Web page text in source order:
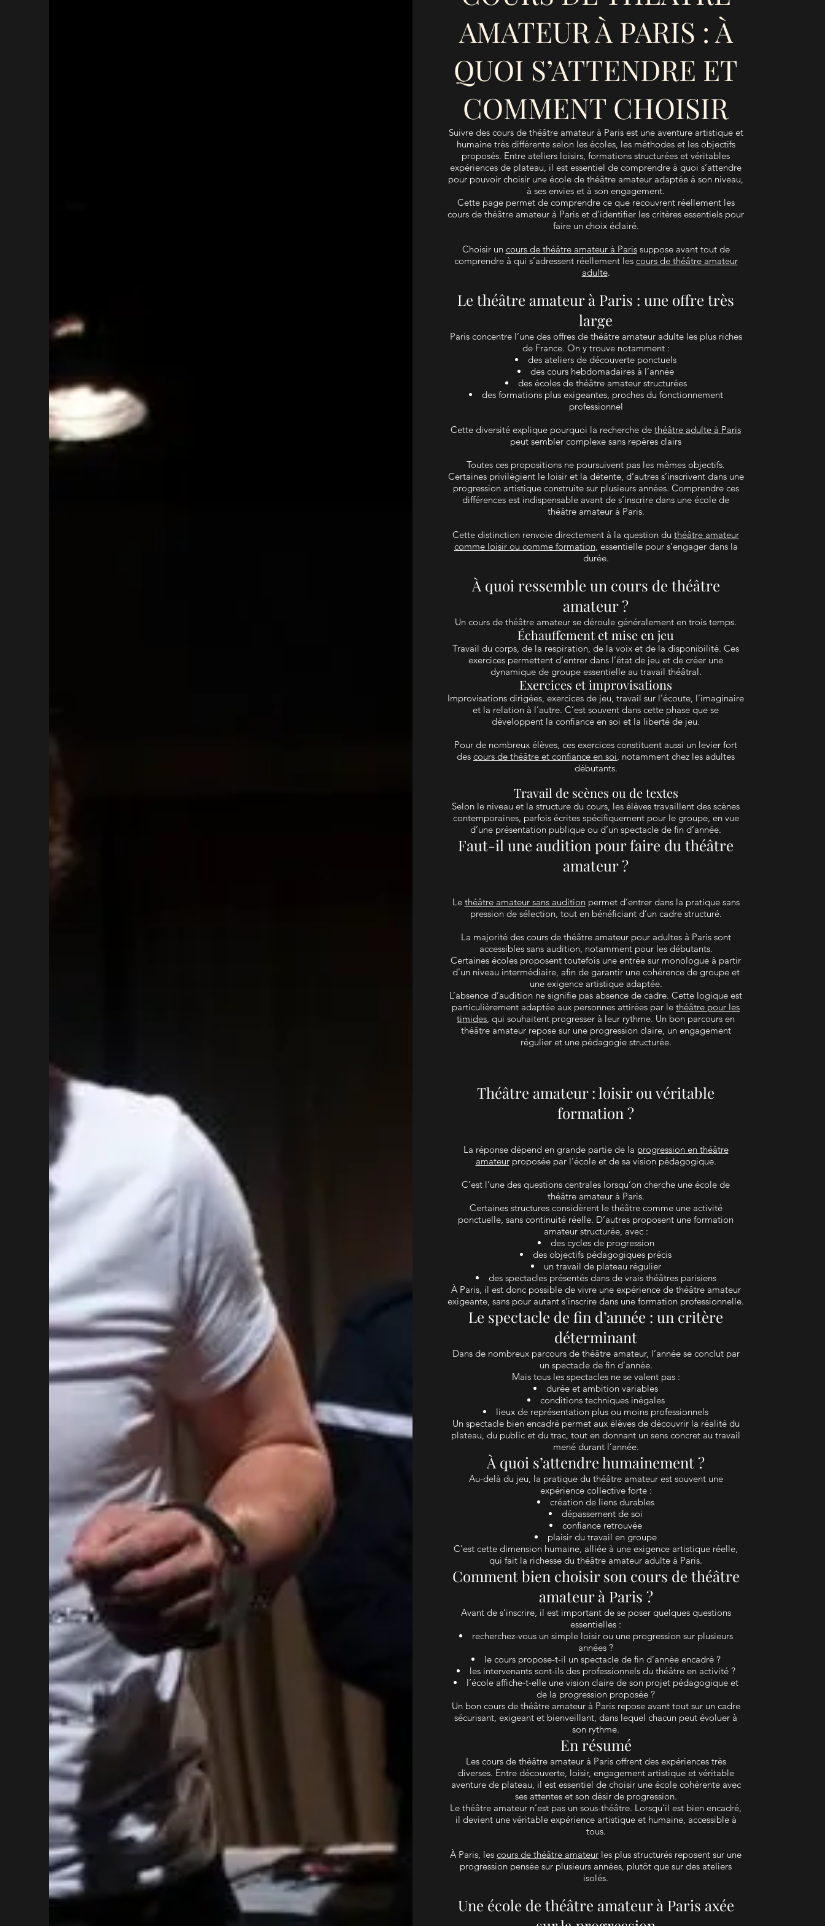
AMATEUR À PARIS : À
QUOI S’ATTENDRE ET
COMMENT CHOISIR
Suivre des cours de théâtre amateur à Paris est une aventure artistique et
humaine très différente selon les écoles, les méthodes et les objectifs
proposés. Entre ateliers loisirs, formations structurées et véritables
expériences de plateau, il est essentiel de comprendre à quoi s’attendre
pour pouvoir choisir une école de théâtre amateur adaptée à son niveau,
à ses envies et à son engagement.
Cette page permet de comprendre ce que recouvrent réellement les
cours de théâtre amateur à Paris et d’identifier les critères essentiels pour
faire un choix éclairé.
Choisir un cours de théâtre amateur à Parissuppose avant tout de
comprendre à qui s’adressent réellement les cours de théâtre amateur
adulte.
Le théâtre amateur à Paris : une offre très
large
Paris concentre l’une des offres de théâtre amateur adulte les plus riches
de France. On y trouve notamment :
des ateliers de découverte ponctuels
des cours hebdomadaires à l’année
des écoles de théâtre amateur structurées
des formations plus exigeantes, proches du fonctionnement
professionnel
Cette diversité explique pourquoi la recherche de théâtre adulte à Paris
peut sembler complexe sans repères clairs
Toutes ces propositions ne poursuivent pas les mêmes objectifs.
Certaines privilégient le loisir et la détente, d’autres s’inscrivent dans une
progression artistique construite sur plusieurs années. Comprendre ces
différences est indispensable avant de s’inscrire dans une école de
théâtre amateur à Paris.
Cette distinction renvoie directement à la question du théâtre amateur
comme loisir ou comme formation, essentielle pour s’engager dans la
durée.
À quoi ressemble un cours de théâtre
amateur ?
Un cours de théâtre amateur se déroule généralement en trois temps.
Échauffement et mise en jeu
Travail du corps, de la respiration, de la voix et de la disponibilité. Ces
exercices permettent d’entrer dans l’état de jeu et de créer une
dynamique de groupe essentielle au travail théâtral.
Exercices et improvisations
Improvisations dirigées, exercices de jeu, travail sur l’écoute, l’imaginaire
et la relation à l’autre. C’est souvent dans cette phase que se
développent la confiance en soi et la liberté de jeu.
Pour de nombreux élèves, ces exercices constituent aussi un levier fort
des cours de théâtre et confiance en soi, notamment chez les adultes
débutants.
Travail de scènes ou de textes
Selon le niveau et la structure du cours, les élèves travaillent des scènes
contemporaines, parfois écrites spécifiquement pour le groupe, en vue
d’une présentation publique ou d’un spectacle de fin d’année.
Faut-il une audition pour faire du théâtre
amateur ?
Le théâtre amateur sans auditionpermet d’entrer dans la pratique sans
pression de sélection, tout en bénéficiant d’un cadre structuré.
La majorité des cours de théâtre amateur pour adultes à Paris sont
accessibles sans audition, notamment pour les débutants.
Certaines écoles proposent toutefois une entrée sur monologue à partir
d’un niveau intermédiaire, afin de garantir une cohérence de groupe et
une exigence artistique adaptée.
L’absence d’audition ne signifie pas absence de cadre. Cette logique est
particulièrement adaptée aux personnes attirées par le théâtre pour les
timides, qui souhaitent progresser à leur rythme. Un bon parcours en
théâtre amateur repose sur une progression claire, un engagement
régulier et une pédagogie structurée.
Théâtre amateur : loisir ou véritable
formation ?
La réponse dépend en grande partie de la progression en théâtre
amateurproposée par l’école et de sa vision pédagogique.
C’est l’une des questions centrales lorsqu’on cherche une école de
théâtre amateur à Paris.
Certaines structures considèrent le théâtre comme une activité
ponctuelle, sans continuité réelle. D’autres proposent une formation
amateur structurée, avec :
des cycles de progression
des objectifs pédagogiques précis
un travail de plateau régulier
des spectacles présentés dans de vrais théâtres parisiens
À Paris, il est donc possible de vivre une expérience de théâtre amateur
exigeante, sans pour autant s’inscrire dans une formation professionnelle.
Le spectacle de fin d’année : un critère
déterminant
Dans de nombreux parcours de théâtre amateur, l’année se conclut par
un spectacle de fin d’année.
Mais tous les spectacles ne se valent pas :
durée et ambition variables
conditions techniques inégales
lieux de représentation plus ou moins professionnels
Un spectacle bien encadré permet aux élèves de découvrir la réalité du
plateau, du public et du trac, tout en donnant un sens concret au travail
mené durant l’année.
À quoi s’attendre humainement ?
Au-delà du jeu, la pratique du théâtre amateur est souvent une
expérience collective forte :
création de liens durables
dépassement de soi
confiance retrouvée
plaisir du travail en groupe
C’est cette dimension humaine, alliée à une exigence artistique réelle,
qui fait la richesse du théâtre amateur adulte à Paris.
Comment bien choisir son cours de théâtre
amateur à Paris ?
Avant de s’inscrire, il est important de se poser quelques questions
essentielles :
recherchez-vous un simple loisir ou une progression sur plusieurs
années ?
le cours propose-t-il un spectacle de fin d’année encadré ?
les intervenants sont-ils des professionnels du théâtre en activité ?
l’école affiche-t-elle une vision claire de son projet pédagogique et
de la progression proposée ?
Un bon cours de théâtre amateur à Paris repose avant tout sur un cadre
sécurisant, exigeant et bienveillant, dans lequel chacun peut évoluer à
son rythme.
En résumé
Les cours de théâtre amateur à Paris offrent des expériences très
diverses. Entre découverte, loisir, engagement artistique et véritable
aventure de plateau, il est essentiel de choisir une école cohérente avec
ses attentes et son désir de progression.
Le théâtre amateur n’est pas un sous-théâtre. Lorsqu’il est bien encadré,
il devient une véritable expérience artistique et humaine, accessible à
tous.
À Paris, les cours de théâtre amateur les plus structurés reposent sur une
progression pensée sur plusieurs années, plutôt que sur des ateliers
isolés.
Une école de théâtre amateur à Paris axée